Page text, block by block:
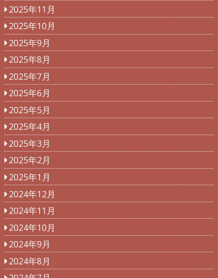
2025年11月
2025年10月
2025年9月
2025年8月
2025年7月
2025年6月
2025年5月
2025年4月
2025年3月
2025年2月
2025年1月
2024年12月
2024年11月
2024年10月
2024年9月
2024年8月